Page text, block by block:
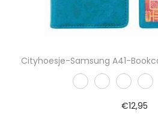
Cityhoesje-Samsung A41-
€12,95